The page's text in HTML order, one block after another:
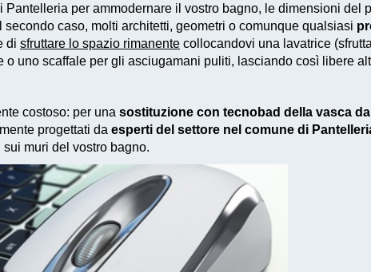
Pantelleria per ammodernare il vostro bagno, le dimensioni del
caso, molti architetti, geometri o comunque qualsiasi
di sfruttare lo spazio rimanente collocandovi una lavatrice
uno scaffale per gli asciugamani puliti, lasciando così libere
costoso: per una sostituzione con tecnobad della vasca
progettati da esperti del settore nel comune di
muri del vostro bagno.